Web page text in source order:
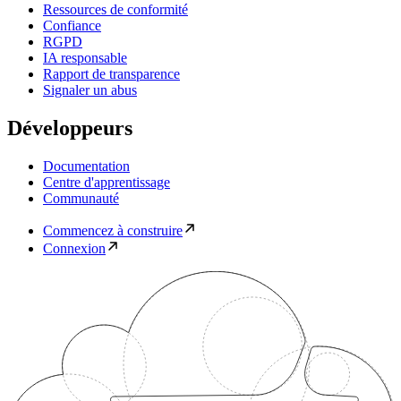
Ressources de conformité
Confiance
RGPD
IA responsable
Rapport de transparence
Signaler un abus
Développeurs
Documentation
Centre d'apprentissage
Communauté
Commencez à construire
Connexion